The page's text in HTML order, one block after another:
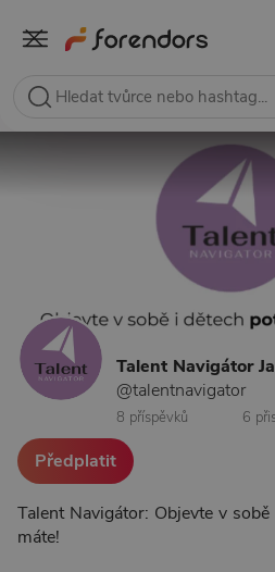
Talent Navigátor
@talentnavigator
8 příspěvků 6
Předplatit
Talent Navigátor: Objevte v
máte!